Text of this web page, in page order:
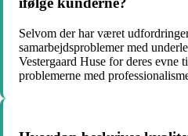
Selvom der har været
samarbejdsproblemer med
Vestergaard Huse for deres evne
problemerne med